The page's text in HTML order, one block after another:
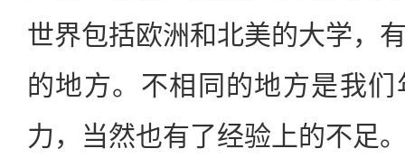
世界包括欧洲和北美的大学，
的地方。不相同的地方是我
力，当然也有了经验上的不足